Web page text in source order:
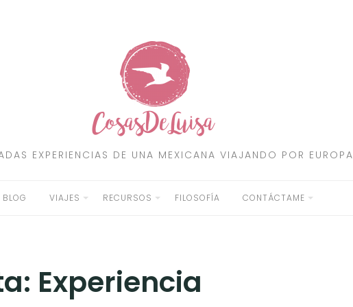
EXPERIENCIAS DE UNA MEXICANA VIAJANDO POR EUROPA
BLOG VIAJES RECURSOS FILOSOFÍA CONTÁCTAME
Experiencia